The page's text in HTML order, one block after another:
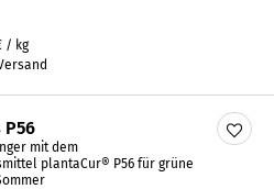
/ kg
mit dem
plantaCur® P56 für grüne